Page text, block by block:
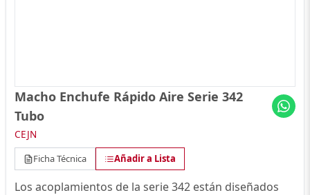
Macho Enchufe Rápido Aire Serie 342
Tubo
CEJN
Ficha Técnica Añadir a Lista
Los acoplamientos de la serie 342 están diseñados